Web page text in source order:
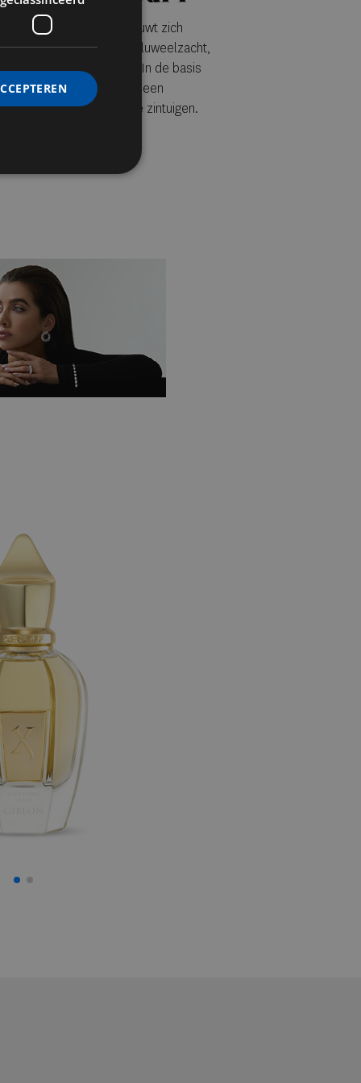
van Xerjoff ontvouwt zich
en witte perzik openen fluweelzacht,
en donkere chocolade. In de basis
de huid met een
blijft nazinderen op de zintuigen.